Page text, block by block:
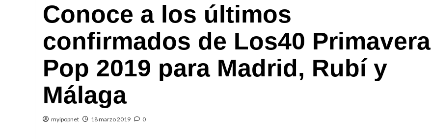
Conoce a los últimos
confirmados de Los40 Primavera
Pop 2019 para Madrid, Rubí y
Málaga
myipopnet 18 marzo 2019 0